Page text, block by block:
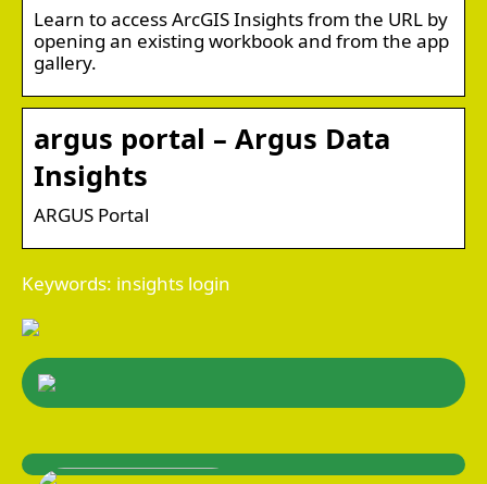
Learn to access ArcGIS Insights from the URL by
opening an existing workbook and from the app
gallery.
argus portal – Argus Data
Insights
ARGUS Portal
Keywords: insights login